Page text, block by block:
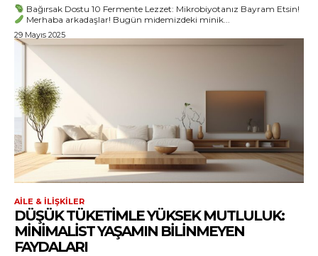
Bağırsak Dostu 10 Fermente Lezzet: Mikrobiyotanız Bayram Etsin!
Merhaba arkadaşlar! Bugün midemizdeki minik...
29 Mayıs 2025
AILE & İLIŞKILER
DÜŞÜK TÜKETIMLE YÜKSEK MUTLULUK:
MINIMALIST YAŞAMIN BILINMEYEN
FAYDALARI